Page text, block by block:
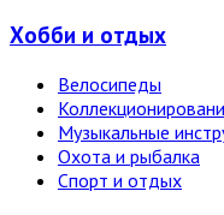
Хобби и отдых
Велосипеды
Музыкальные
Охота и рыбалка
Спорт и отдых